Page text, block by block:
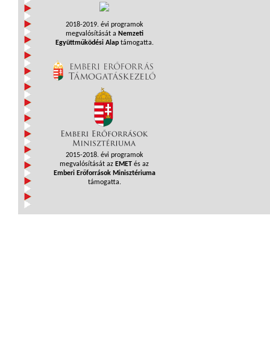
2018-2019. évi programok
megvalósítását a Nemzeti
Együttműködési Alaptámogatta.
2015-2018. évi programok
megvalósítását az EMET és az
Emberi Erőforrások Minisztériuma
támogatta.